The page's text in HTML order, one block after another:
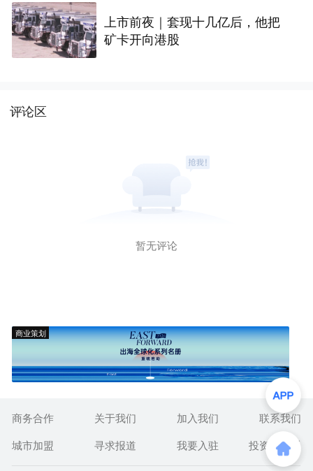
上市前夜｜套现十几亿后，他把
矿卡开向港股
评论区
暂无评论
商业策划
商务合作 关于我们 加入我们
联系我们
城市加盟
寻求报道 我要入驻 投资者关系